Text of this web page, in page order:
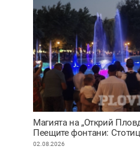
Магията на „Открий
Пеещите фонтани:
историята на града под
02.08.2026